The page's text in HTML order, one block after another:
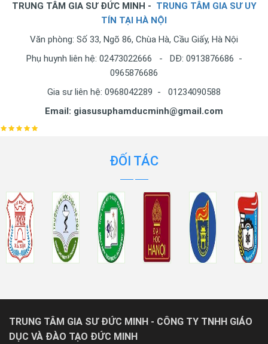
TRUNG TÂM GIA SƯ ĐỨC MINH - TRUNG TÂM GIA SƯ UY
TÍN TẠI HÀ NỘI
Văn phòng: Số 33, Ngõ 86, Chùa Hà, Cầu Giấy, Hà Nội
Phụ huynh liên hệ: 02473022666 - DĐ: 0913876686 -
0965876686
Gia sư liên hệ: 0968042289 - 01234090588
Email: giasusuphamducminh@gmail.com
ĐỐI TÁC
TRUNG TÂM GIA SƯ ĐỨC MINH - CÔNG TY TNHH GIÁO
DỤC VÀ ĐÀO TẠO ĐỨC MINH